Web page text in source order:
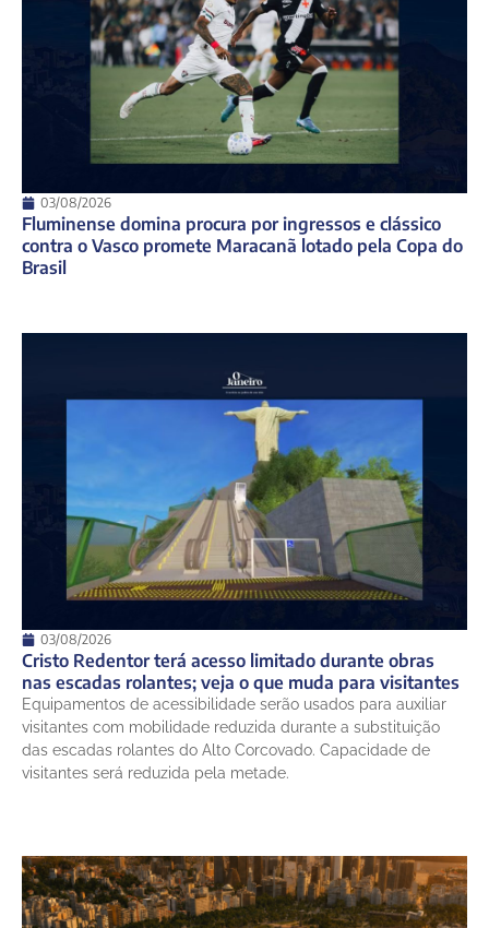
03/08/2026
Fluminense domina procura por ingressos e clássico
contra o Vasco promete Maracanã lotado pela Copa do
Brasil
03/08/2026
Cristo Redentor terá acesso limitado durante obras
nas escadas rolantes; veja o que muda para visitantes
Equipamentos de acessibilidade serão usados para auxiliar
visitantes com mobilidade reduzida durante a substituição
das escadas rolantes do Alto Corcovado. Capacidade de
visitantes será reduzida pela metade.